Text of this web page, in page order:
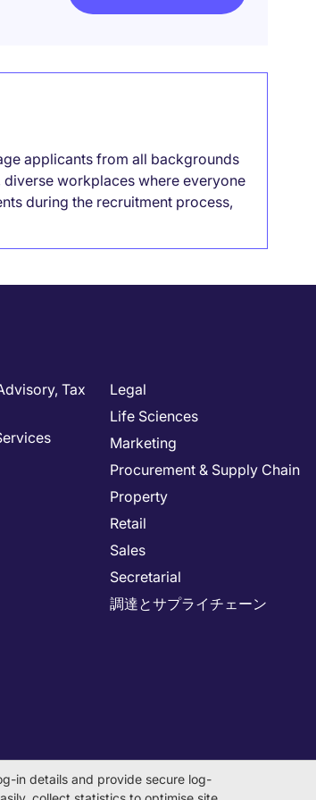
applicants from all backgrounds
workplaces where everyone
during the recruitment process,
Tax
Legal
Life Sciences
Marketing
Procurement & Supply Chain
Property
Retail
Sales
Secretarial
調達とサプライチェーン
in details and provide secure log-